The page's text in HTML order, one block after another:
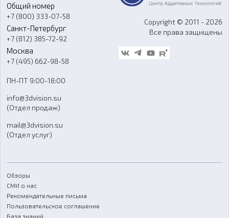
Программное обеспечение
Ремонт и услуги
О компании
Контакты
Гос. закупки
Стать дилером
Блог
FAQ
Общий номер
+7 (800) 333-07-58
Санкт-Петербург
+7 (812) 385-72-92
Москва
+7 (495) 662-98-58
ПН-ПТ 9:00-18:00
info@3dvision.su
(Отдел продаж)
mail@3dvision.su
(Отдел услуг)
Copyright © 2011 - 2026
Все права защищены
Обзоры
СМИ о нас
Рекомендательные письма
Пользовательское соглашение
База знаний